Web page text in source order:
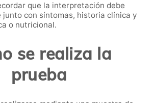
que la interpretación debe
junto con síntomas, historia clínica y
o nutricional.
se realiza la
prueba